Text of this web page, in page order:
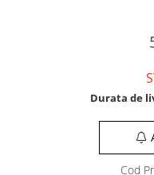
Durata de
Cod